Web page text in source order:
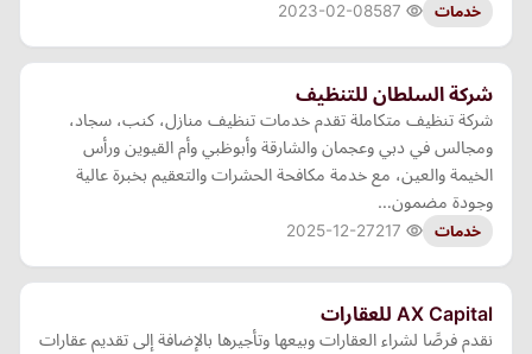
خدمات 2023-02-08
شركة السلطان للتنظيف
شركة تنظيف متكاملة تقدم خدمات تنظيف منازل، كنب، سجاد،
ومجالس في دبي وعجمان والشارقة وأبوظبي وأم القيوين ورأس
الخيمة والعين، مع خدمة مكافحة الحشرات والتعقيم بخبرة عالية
وجودة مضمون…
خدمات 2025-12-27
AX Capital للعقارات
نقدم فرصًا لشراء العقارات وبيعها وتأجيرها بالإضافة إلى تقديم عقارات